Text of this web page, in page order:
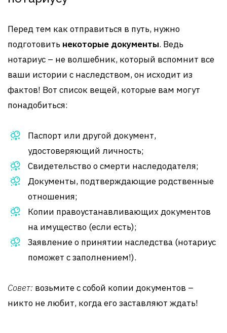
Перед тем как отправиться в путь, нужно
подготовить некоторые документы. Ведь
нотариус – не волшебник, который вспомнит все
ваши истории с наследством, он исходит из
фактов! Вот список вещей, которые вам могут
понадобиться:
Паспорт или другой документ,
удостоверяющий личность;
Свидетельство о смерти наследодателя;
Документы, подтверждающие родственные
отношения;
Копии правоустанавливающих документов
на имущество (если есть);
Заявление о принятии наследства (нотариус
поможет с заполнением!).
Совет: возьмите с собой копии документов –
никто не любит, когда его заставляют ждать!